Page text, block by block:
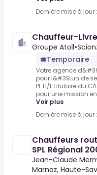
Dernière mise à
Chauffeur-
Groupe Atoll•
Temporaire
Votre agence
pour l&#39;un de
PL H/F titulaire du
pour une mission
Voir plus
Dernière mise à jour
Chauffeurs
SPL Régional
Jean-Claude
Marnaz, Haute-